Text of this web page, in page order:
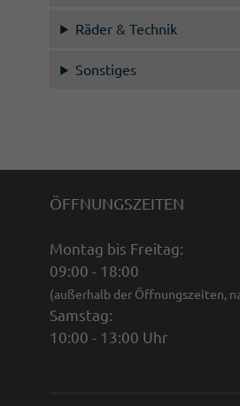
Räder & Technik
Sonstiges
ÖFFNUNGSZEITEN
Montag bis Freitag:
09:00 - 18:00
(außerhalb der Öffnungszeiten,
Samstag:
10:00 - 13:00 Uhr